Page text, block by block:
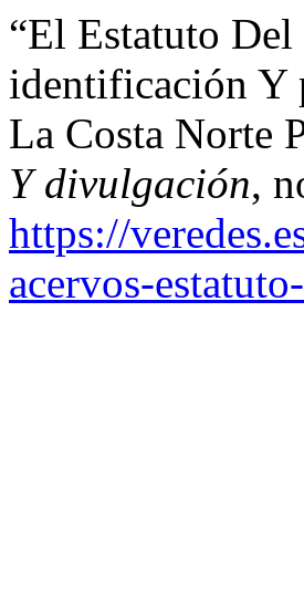
“El Estatuto
identificación Y
La Costa Norte
Y divulgación,
https://
acervos-